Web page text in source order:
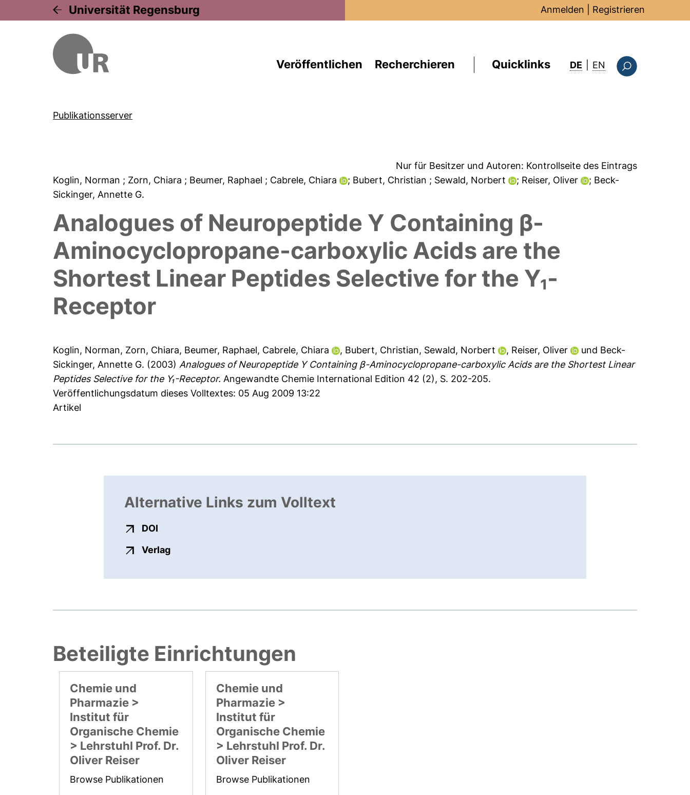
Universität Regensburg Anmelden Registrieren
Veröffentlichen Recherchieren Quicklinks DE EN : this page in
Publikationsserver
Nur für Besitzer und Autoren: Kontrollseite des Eintrags
Koglin, Norman ; Zorn, Chiara ; Beumer, Raphael ; Cabrele, Chiara ; Bubert, Christian ; Sewald, Norbert ; Reiser, Oliver
; Beck-
Sickinger, Annette G.
Analogues of Neuropeptide Y Containing β-
Aminocyclopropane-carboxylic Acids are the
Shortest Linear Peptides Selective for the Y₁-
Receptor
Koglin, Norman, Zorn, Chiara, Beumer, Raphael, Cabrele, Chiara , Bubert, Christian, Sewald, Norbert , Reiser, Oliver und Beck-
Sickinger, Annette G. (2003)Analogues of Neuropeptide Y Containing β-Aminocyclopropane-carboxylic Acids are the Shortest Linear
Peptides Selective for the Y₁-Receptor. Angewandte Chemie International Edition 42 (2), S. 202-205.
Veröffentlichungsdatum dieses Volltextes: 05 Aug 2009 13:22
Artikel
Alternative Links zum Volltext
DOI
Verlagexterner Link, öffnet neues Fenster
Beteiligte Einrichtungen
Chemie und
Pharmazie >
Institut für
Organische Chemie
> Lehrstuhl Prof. Dr.
Oliver Reiser
Browse Publikationen
Chemie und
Pharmazie >
Institut für
Organische Chemie
> Lehrstuhl Prof. Dr.
Oliver Reiser
Browse Publikationen